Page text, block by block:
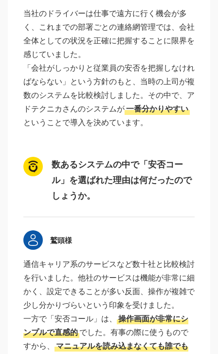
当社のドライバーは仕事で遠方に行く機会が多
く、これまでの部署ごとの連絡網管理では、会社
全体としての状況を正確に把握することに限界を
感じていました。
「会社がしっかりと従業員の安否を把握しなけれ
ばならない」という方針のもと、当時の上司が複
数のシステムを比較検討しました。その中で、ア
ドテクニカさんのシステムが一番分かりやすい
ということで導入を決めています。
数あるシステムの中で「安否コー
ル」を選ばれた理由は何だったので
しょうか。
鷲頭様
通信キャリア系のサービスなど数十社と比較検討
を行いました。他社のサービスは機能が非常に細
かく、設定できることが多い反面、操作が複雑で
少し分かりづらいという印象を受けました。
一方で「安否コール」は、
操作画面が非常にシ
ンプルで直感的 でした。有事の際に使うもので
すから、
マニュアルを読み込まなくても誰でも